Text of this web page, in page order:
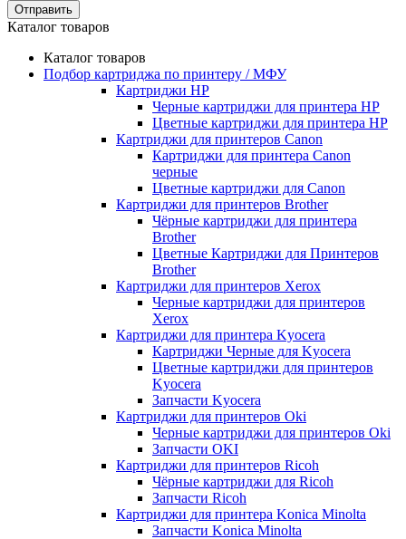
Отправить
Каталог товаров
Каталог товаров
Подбор картриджа по принтеру / МФУ
Картриджи HP
Черные картриджи для принтера HP
Цветные картриджи для принтера HP
Картриджи для принтеров Сanon
Картриджи для принтера Сanon
черные
Цветные картриджи для Сanon
Картриджи для принтеров Brother
Чёрные картриджи для принтера
Brother
Цветные Картриджи для Принтеров
Brother
Картриджи для принтеров Xerox
Черные картриджи для принтеров
Xerox
Картриджи для принтера Kyocera
Картриджи Черные для Kyocera
Цветные картриджи для принтеров
Kyocera
Запчасти Kyocera
Картриджи для принтеров Oki
Черные картриджи для принтеров Oki
Запчасти OKI
Картриджи для принтеров Ricoh
Чёрные картриджи для Ricoh
Запчасти Ricoh
Картриджи для принтера Konica Minolta
Запчасти Koniсa Minolta